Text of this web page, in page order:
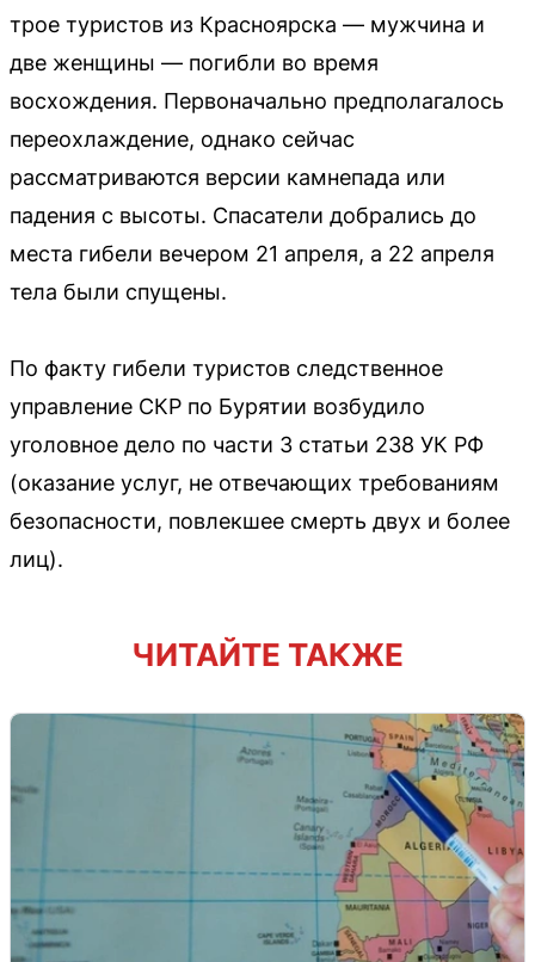
трое туристов из Красноярска — мужчина и
две женщины — погибли во время
восхождения. Первоначально предполагалось
переохлаждение, однако сейчас
рассматриваются версии камнепада или
падения с высоты. Спасатели добрались до
места гибели вечером 21 апреля, а 22 апреля
тела были спущены.
По факту гибели туристов следственное
управление СКР по Бурятии возбудило
уголовное дело по части 3 статьи 238 УК РФ
(оказание услуг, не отвечающих требованиям
безопасности, повлекшее смерть двух и более
лиц).
ЧИТАЙТЕ ТАКЖЕ